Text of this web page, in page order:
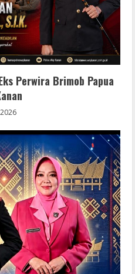
Perwira Brimob Papua
Portable +
2026
+ Portable Clean
2026